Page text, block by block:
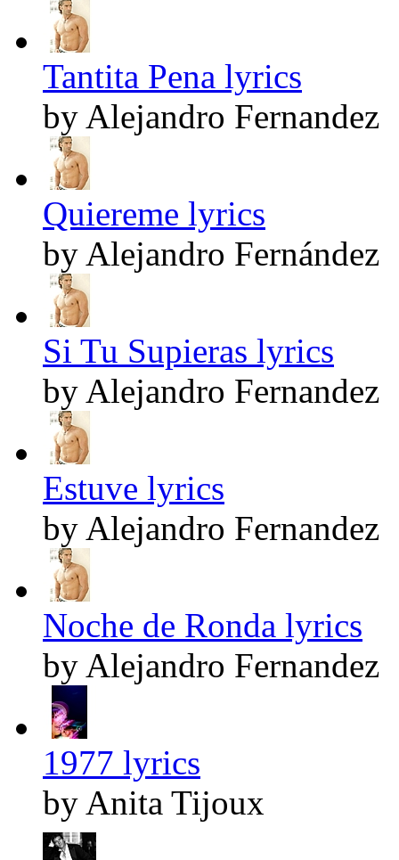
Tantita Pena lyrics
by Alejandro Fernandez
Quiereme lyrics
by Alejandro Fernández
Si Tu Supieras lyrics
by Alejandro Fernandez
Estuve lyrics
by Alejandro Fernandez
Noche de Ronda lyrics
by Alejandro Fernandez
1977 lyrics
by Anita Tijoux